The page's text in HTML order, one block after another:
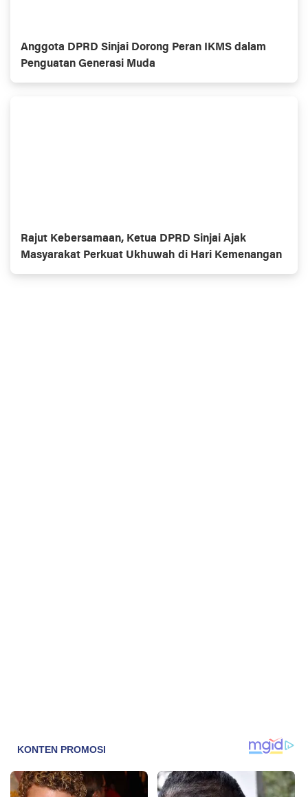
Anggota DPRD Sinjai Dorong Peran IKMS dalam
Penguatan Generasi Muda
Rajut Kebersamaan, Ketua DPRD Sinjai Ajak
Masyarakat Perkuat Ukhuwah di Hari Kemenangan